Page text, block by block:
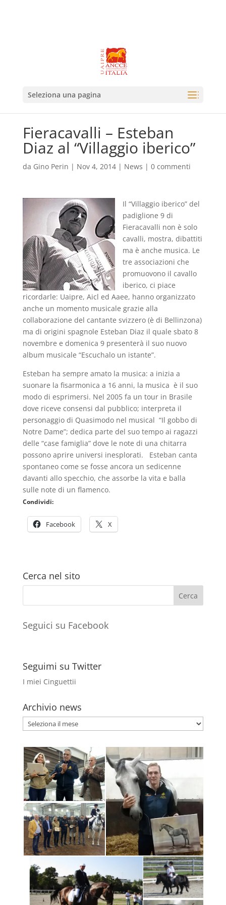
Seleziona una pagina
Fieracavalli – Esteban
Diaz al “Villaggio iberico”
da Gino Perin | Nov 4, 2014| News | 0 commenti
Il “Villaggio iberico” del
padiglione 9 di
Fieracavalli non è solo
cavalli, mostra, dibattiti
ma è anche musica. Le
tre associazioni che
promuovono il cavallo
iberico, ci piace
ricordarle: Uaipre, Aicl ed Aaee, hanno organizzato
anche un momento musicale grazie alla
collaborazione del cantante svizzero (è di Bellinzona)
ma di origini spagnole Esteban Diaz il quale sbato 8
novembre e domenica 9 presenterà il suo nuovo
album musicale “Escuchalo un istante”.
Esteban ha sempre amato la musica: a inizia a
suonare la fisarmonica a 16 anni, la musica è il suo
modo di esprimersi. Nel 2005 fa un tour in Brasile
dove riceve consensi dal pubblico; interpreta il
personaggio di Quasimodo nel musical “Il gobbo di
Notre Dame”; dedica parte del suo tempo ai ragazzi
delle “case famiglia” dove le note di una chitarra
possono aprire universi inesplorati. Esteban canta
spontaneo come se fosse ancora un sedicenne
davanti allo specchio, che assorbe la vita e balla
sulle note di un flamenco.
Condividi:
Facebook X
Cerca nel sito
Seguici su Facebook
Seguimi su Twitter
I miei Cinguettii
Archivio news
Archivio
news